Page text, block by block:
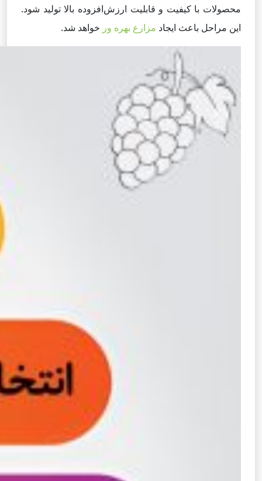
محصولات با کیفیت و قابلیت ارزش‌افزوده بالا تولید شود.
این مراحل باعث ایجاد مزارع بهره ور خواهد شد.